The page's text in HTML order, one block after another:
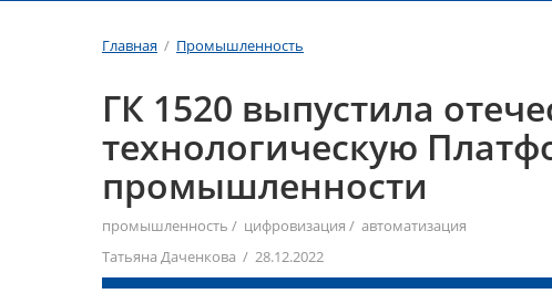
Главная / Промышленность
ГК 1520 выпустила
технологическую
промышленности
промышленность / цифровизация / автоматизация
Татьяна Даченкова / 28.12.2022